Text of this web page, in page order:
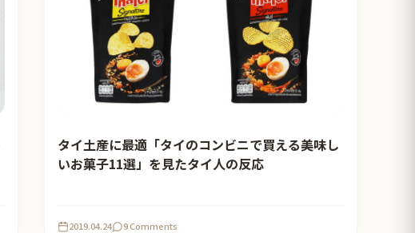
タイ土産に最適「タイのコンビニで買える美味し
いお菓子11選」を見たタイ人の反応
2019.04.24 9 Comments